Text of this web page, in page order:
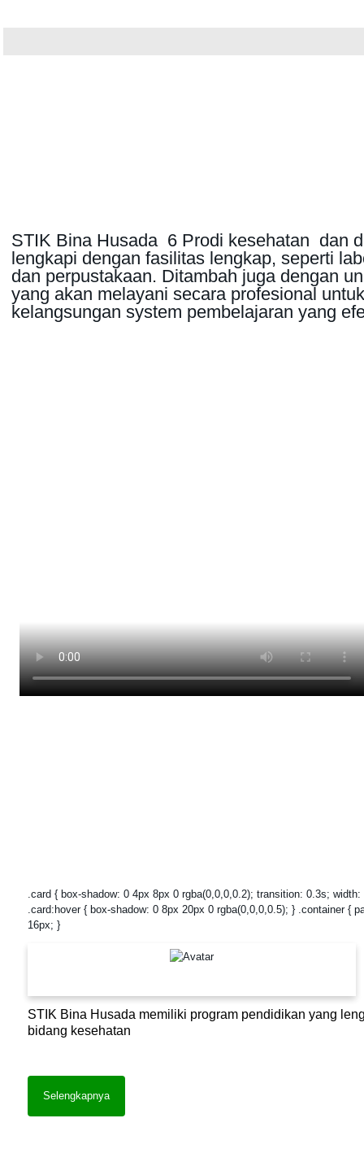
STIK Bina Husada 6 Prodi kesehatan dan
lengkapi dengan fasilitas lengkap, seperti
dan perpustakaan. Ditambah juga dengan
yang akan melayani secara profesional
kelangsungan system pembelajaran yang
.card { box-shadow: 0 4px 8px 0 rgba(0,0,0,0.2); transition: 0.3s;
.card:hover { box-shadow: 0 8px 20px 0 rgba(0,0,0,0.5); } .container {
16px; }
STIK Bina Husada memiliki program pendidikan yang
bidang kesehatan
Selengkapnya